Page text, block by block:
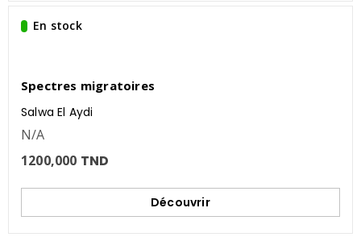
En stock
Spectres migratoires
Salwa El Aydi
N/A
1200,000 TND
Découvrir